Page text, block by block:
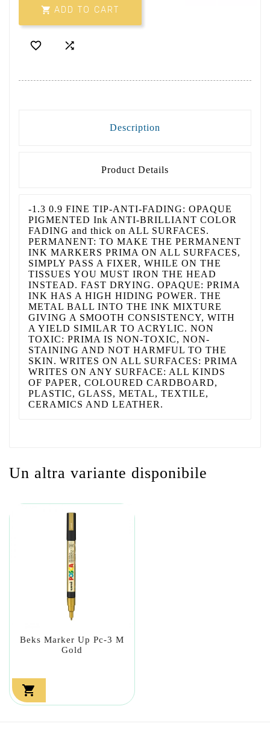
 ADD TO CART
 
Description
Product Details
-1.3 0.9 FINE TIP-ANTI-FADING: OPAQUE
PIGMENTED Ink ANTI-BRILLIANT COLOR
FADING and thick on ALL SURFACES.
PERMANENT: TO MAKE THE PERMANENT
INK MARKERS PRIMA ON ALL SURFACES,
SIMPLY PASS A FIXER, WHILE ON THE
TISSUES YOU MUST IRON THE HEAD
INSTEAD. FAST DRYING. OPAQUE: PRIMA
INK HAS A HIGH HIDING POWER. THE
METAL BALL INTO THE INK MIXTURE
GIVING A SMOOTH CONSISTENCY, WITH
A YIELD SIMILAR TO ACRYLIC. NON
TOXIC: PRIMA IS NON-TOXIC, NON-
STAINING AND NOT HARMFUL TO THE
SKIN. WRITES ON ALL SURFACES: PRIMA
WRITES ON ANY SURFACE: ALL KINDS
OF PAPER, COLOURED CARDBOARD,
PLASTIC, GLASS, METAL, TEXTILE,
CERAMICS AND LEATHER.
Un altra variante disponibile
Beks Marker Up Pc-3 M
Gold
